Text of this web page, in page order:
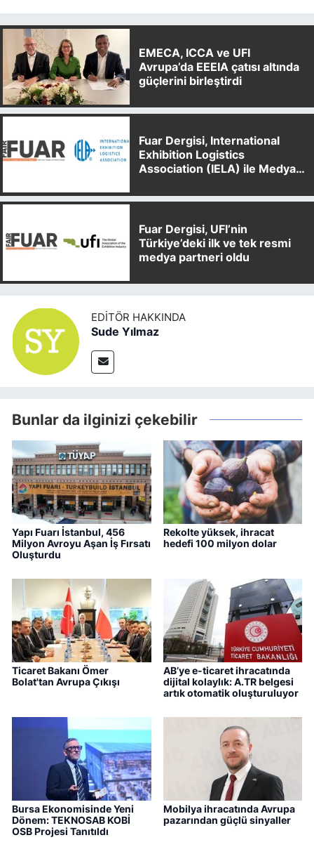
EMECA, ICCA ve UFI
Avrupa’da EEEIA çatısı altında
güçlerini birleştirdi
Fuar Dergisi, International
Exhibition Logistics
Association (IELA) ile Medya
Fuar Dergisi, UFI’nin
Türkiye’deki ilk ve tek resmi
medya partneri oldu
EDITÖR HAKKINDA
Sude Yılmaz
Bunlar da ilginizi çekebilir
Yapı Fuarı İstanbul, 456
Milyon Avroyu Aşan İş Fırsatı
Oluşturdu
Rekolte yüksek, ihracat
hedefi 100 milyon dolar
Ticaret Bakanı Ömer
Bolat'tan Avrupa Çıkışı
AB’ye e-ticaret ihracatında
dijital kolaylık: A.TR belgesi
artık otomatik oluşturuluyor
Bursa Ekonomisinde Yeni
Dönem: TEKNOSAB KOBİ
OSB Projesi Tanıtıldı
Mobilya ihracatında Avrupa
pazarından güçlü sinyaller